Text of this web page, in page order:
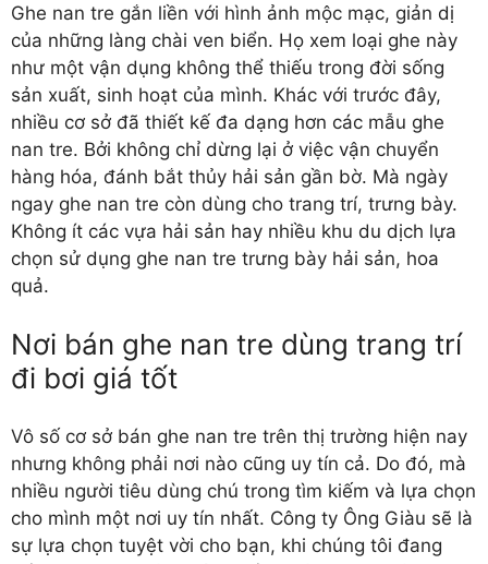
Ghe nan tre gắn liền với hình ảnh mộc mạc, giản dị
của những làng chài ven biển. Họ xem loại ghe này
như một vận dụng không thể thiếu trong đời sống
sản xuất, sinh hoạt của mình. Khác với trước đây,
nhiều cơ sở đã thiết kế đa dạng hơn các mẫu ghe
nan tre. Bởi không chỉ dừng lại ở việc vận chuyển
hàng hóa, đánh bắt thủy hải sản gần bờ. Mà ngày
ngay ghe nan tre còn dùng cho trang trí, trưng bày.
Không ít các vựa hải sản hay nhiều khu du dịch lựa
chọn sử dụng ghe nan tre trưng bày hải sản, hoa
quả.
Nơi bán ghe nan tre dùng trang trí
đi bơi giá tốt
Vô số cơ sở bán ghe nan tre trên thị trường hiện nay
nhưng không phải nơi nào cũng uy tín cả. Do đó, mà
nhiều người tiêu dùng chú trong tìm kiếm và lựa chọn
cho mình một nơi uy tín nhất. Công ty Ông Giàu sẽ là
sự lựa chọn tuyệt vời cho bạn, khi chúng tôi đang